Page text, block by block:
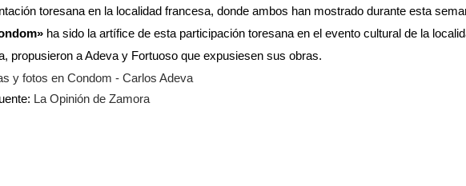
toresana en la localidad francesa, donde ambos han mostrado durante esta
ha sido la artífice de esta participación toresana en el evento cultural de la
propusieron a Adeva y Fortuoso que expusiesen sus obras.
La Opinión de Zamora